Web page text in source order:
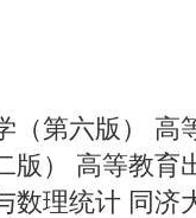
（第六版） 高
版） 高等教育
数理统计 同济